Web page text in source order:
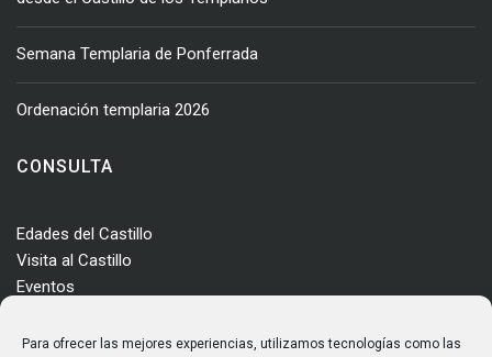
Para ofrecer las mejores experiencias, utilizamos tecnologías como las
Semana Templaria de Ponferrada
Ordenación templaria 2026
CONSULTA
Edades del Castillo
Visita al Castillo
Eventos
Enclave